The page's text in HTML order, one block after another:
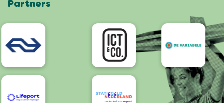
App
Bereikbaarheid/Toegankelijkheid
Partners